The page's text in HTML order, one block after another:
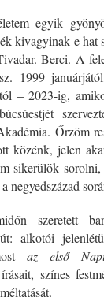
egyik
kivagyinak e hat
Berci. A
1999
– 2023-ig,
Őrzöm
közénk, jelen
sikerülök sorolni,
negyedszázad
szeretett
alkotói
az első
színes